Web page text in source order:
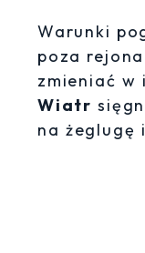
Warunki
poza
zmieniać w
Wiatr
na żeglugę